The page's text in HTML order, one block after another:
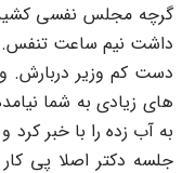
گرچه مجلس نفسی کشید
داشت نیم ساعت تنفس.
دست کم وزیر دربارش.
های زیادی به شما
به آب زده را با خبر
جلسه دکتر اصلا پی